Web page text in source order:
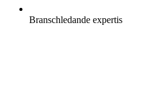
Branschledande expertis